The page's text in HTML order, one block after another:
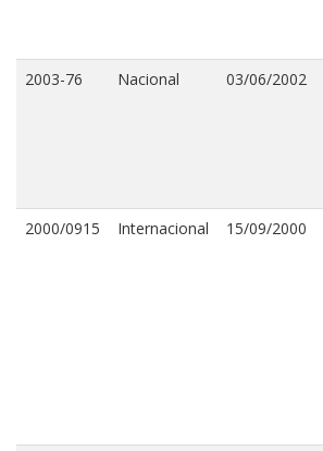
2003-76 Nacional 03/06/2002
2000/0915 Internacional 15/09/2000